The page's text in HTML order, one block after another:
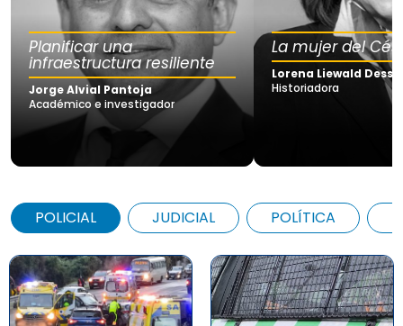
Planificar una
infraestructura resiliente
Jorge Alvial Pantoja
Académico e investigador
La mujer del
Lorena Liewald Dessy
Historiadora
POLICIAL JUDICIAL POLÍTICA